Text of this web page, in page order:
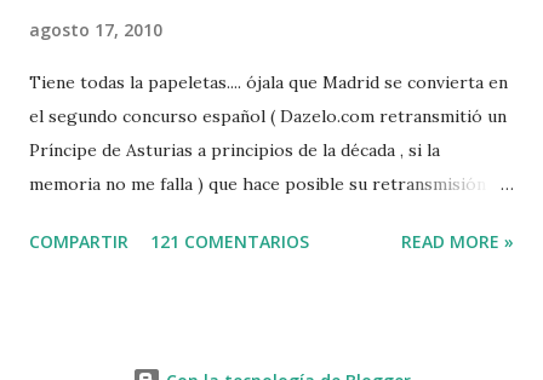
agosto 17, 2010
Tiene todas la papeletas.... ójala que Madrid se convierta en
el segundo concurso español ( Dazelo.com retransmitió un
Príncipe de Asturias a principios de la década , si la
memoria no me falla ) que hace posible su retransmisión via
mundo mundial...
COMPARTIR 121 COMENTARIOS READ MORE »